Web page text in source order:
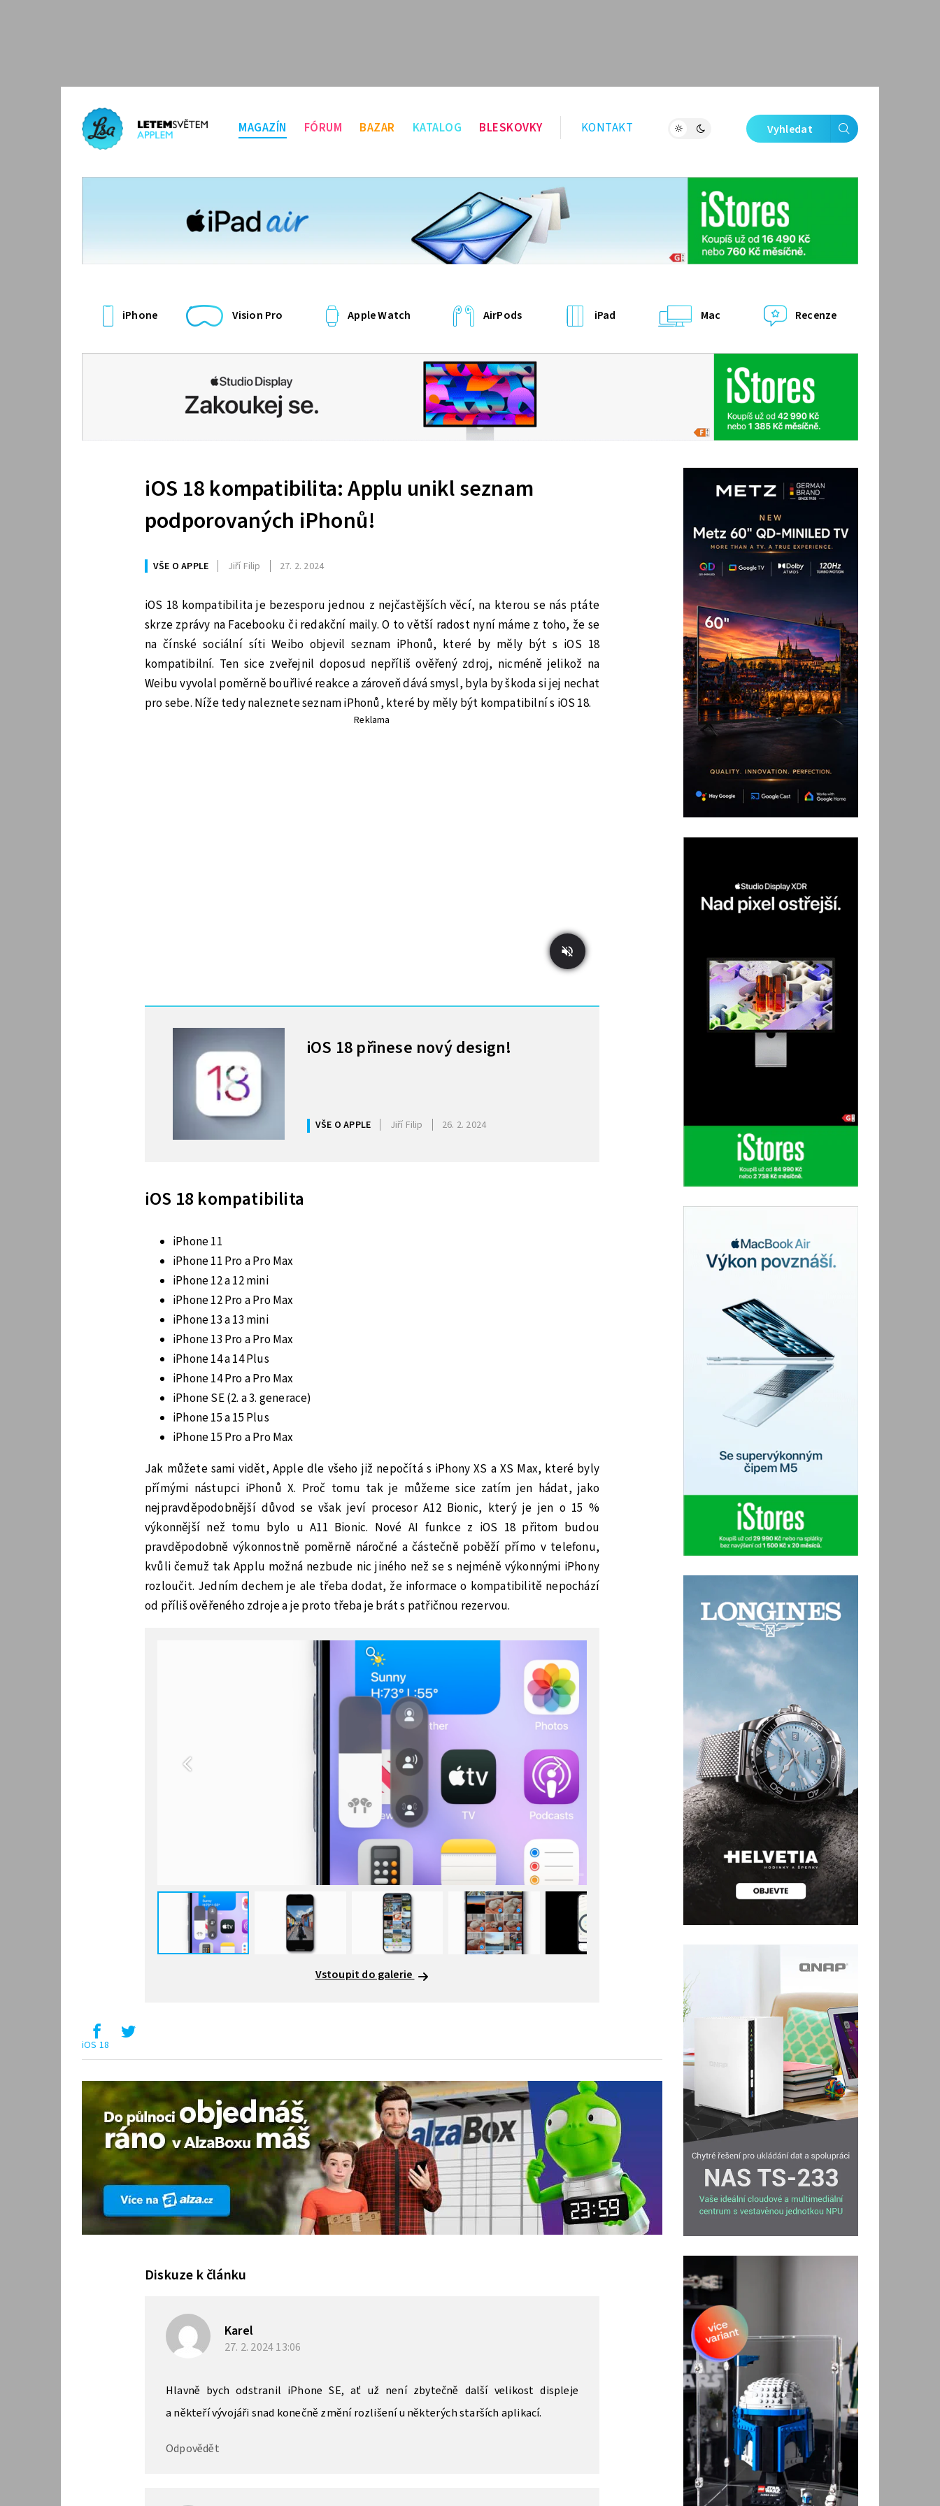
MAGAZÍN FÓRUM BAZAR KATALOG BLESKOVKY KONTAKT Vyhledat
iPhone Vision Pro Apple Watch AirPods iPad Mac Recenze
iOS 18 kompatibilita: Applu unikl seznam
podporovaných iPhonů!
VŠE O APPLE Jiří Filip 27. 2. 2024
iOS 18 kompatibilita je bezesporu jednou z nejčastějších věcí, na kterou se nás ptáte
skrze zprávy na Facebooku či redakční maily. O to větší radost nyní máme z toho, že se
na čínské sociální síti Weibo objevil seznam iPhonů, které by měly být s iOS 18
kompatibilní. Ten sice zveřejnil doposud nepříliš ověřený zdroj, nicméně jelikož na
Weibu vyvolal poměrně bouřlivé reakce a zároveň dává smysl, byla by škoda si jej nechat
pro sebe. Níže tedy naleznete seznam iPhonů, které by měly být kompatibilní s iOS 18.
Reklama
iOS 18 přinese nový design!
VŠE O APPLE Jiří Filip 26. 2. 2024
iOS 18 kompatibilita
iPhone 11
iPhone 11 Pro a Pro Max
iPhone 12 a 12 mini
iPhone 12 Pro a Pro Max
iPhone 13 a 13 mini
iPhone 13 Pro a Pro Max
iPhone 14 a 14 Plus
iPhone 14 Pro a Pro Max
iPhone SE (2. a 3. generace)
iPhone 15 a 15 Plus
iPhone 15 Pro a Pro Max
Jak můžete sami vidět, Apple dle všeho již nepočítá s iPhony XS a XS Max, které byly
přímými nástupci iPhonů X. Proč tomu tak je můžeme sice zatím jen hádat, jako
nejpravděpodobnější důvod se však jeví procesor A12 Bionic, který je jen o 15 %
výkonnější než tomu bylo u A11 Bionic. Nové AI funkce z iOS 18 přitom budou
pravděpodobně výkonnostně poměrně náročné a částečně poběží přímo v telefonu,
kvůli čemuž tak Applu možná nezbude nic jiného než se s nejméně výkonnými iPhony
rozloučit. Jedním dechem je ale třeba dodat, že informace o kompatibilitě nepochází
od příliš ověřeného zdroje a je proto třeba je brát s patřičnou rezervou.
Vstoupit do galerie
iOS 18
Diskuze k článku
Karel
27. 2. 202413:06
Hlavně bych odstranil iPhone SE, ať už není zbytečně další velikost displeje
a někteří vývojáři snad konečně změní rozlišení u některých starších aplikací.
Odpovědět